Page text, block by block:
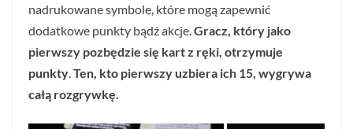
nadrukowane symbole, które mogą zapewnić
dodatkowe punkty bądź akcje.Gracz, który jako
pierwszy pozbędzie się kart z ręki, otrzymuje
punkty.Ten, kto pierwszy uzbiera ich 15, wygrywa
całą rozgrywkę.